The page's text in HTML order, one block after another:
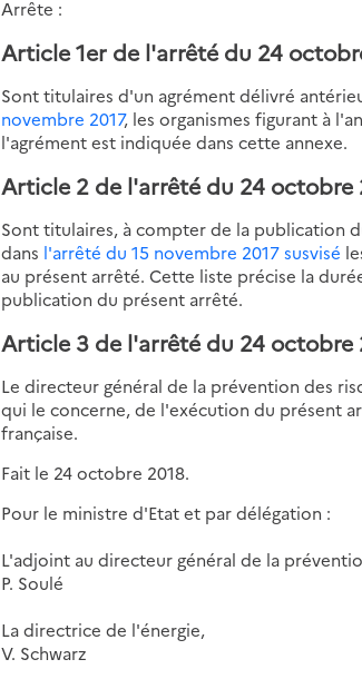
Arrête :
Article 1er de l'arrêté du 24
Sont titulaires d'un agrément délivré
novembre 2017, les organismes figurant à
l'agrément est indiquée dans cette annexe.
Article 2 de l'arrêté du 24 octobre
Sont titulaires, à compter de la publication
dans l'arrêté du 15 novembre 2017 susvisé
au présent arrêté. Cette liste précise la
publication du présent arrêté.
Article 3 de l'arrêté du 24 octobre
Le directeur général de la prévention des
qui le concerne, de l'exécution du présent
française.
Fait le 24 octobre 2018.
Pour le ministre d'Etat et par délégation :
L'adjoint au directeur général de la
P. Soulé
La directrice de l'énergie,
V. Schwarz